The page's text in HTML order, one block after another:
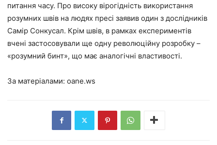
питання часу. Про високу вірогідність використання
розумних швів на людях пресі заявив один з дослідників
Самір Сонкусал. Крім швів, в рамках експериментів
вчені застосовували ще одну революційну розробку –
«розумний бинт», що має аналогічні властивості.
За матеріалами: oane.ws